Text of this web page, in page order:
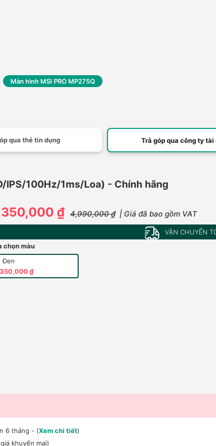
Màn hình MSI PRO MP275Q
qua thẻ tín dụng Trả góp qua công ty tài
IPS/100Hz/1ms/Loa) - Chính hãng
₫ 4,990,000 ₫ | Giá đã bao gồm VAT
VẬN CHUYỂN
chọn màu
Đen
₫
6 tháng - (Xem chi tiết)
khuyến mại)